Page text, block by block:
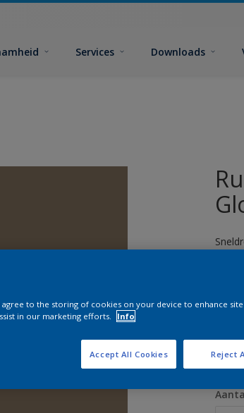
Services Downloads
agree to the storing of cookies on your device to enhance site
in our marketing efforts.
Info
Reject
Accept All Cookies